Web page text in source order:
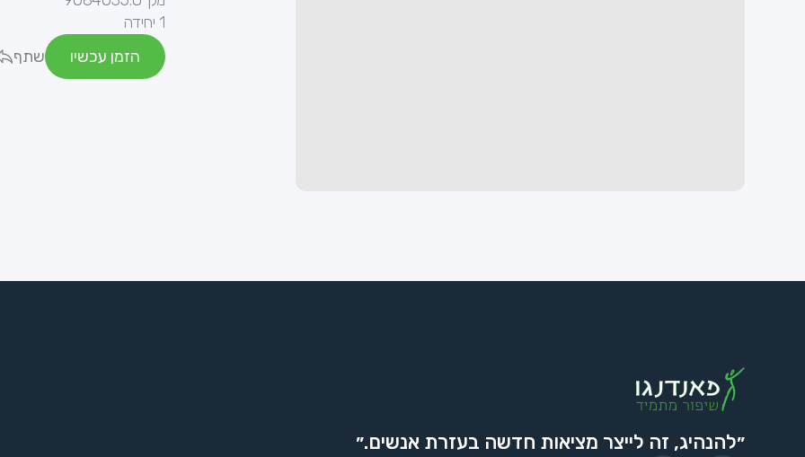
1 יחידה
הזמן עכשיו
שתף
״להנהיג, זה לייצר מציאות חדשה בעזרת אנשים.״